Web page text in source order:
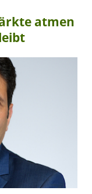
atmen